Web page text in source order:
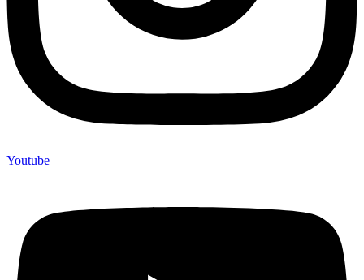
Youtube